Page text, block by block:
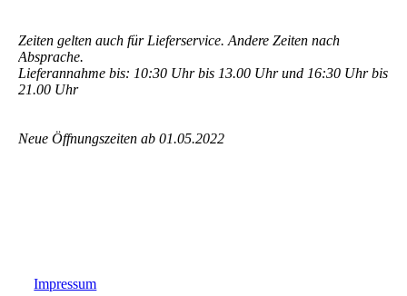
Zeiten gelten auch für Lieferservice. Andere Zeiten nach
Absprache.
Lieferannahme bis: 10:30 Uhr bis 13.00 Uhr und 16:30 Uhr bis
21.00 Uhr
Neue Öffnungszeiten ab 01.05.2022
Impressum